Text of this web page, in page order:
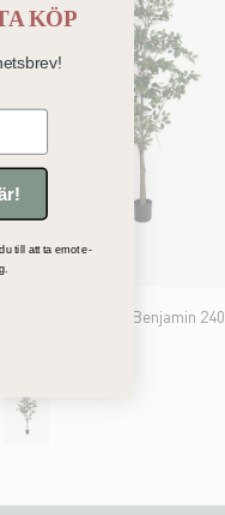
Konstgjord Fikus Benjamin
KÖP
till att ta emot e-